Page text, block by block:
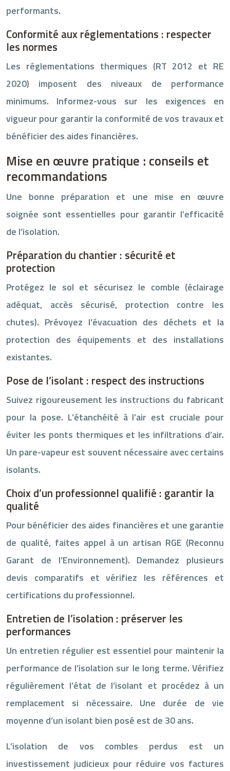
performants.
Conformité aux réglementations : respecter
les normes
Les réglementations thermiques (RT 2012 et RE
2020) imposent des niveaux de performance
minimums. Informez-vous sur les exigences en
vigueur pour garantir la conformité de vos travaux et
bénéficier des aides financières.
Mise en œuvre pratique : conseils et
recommandations
Une bonne préparation et une mise en œuvre
soignée sont essentielles pour garantir l’efficacité
de l’isolation.
Préparation du chantier : sécurité et
protection
Protégez le sol et sécurisez le comble (éclairage
adéquat, accès sécurisé, protection contre les
chutes). Prévoyez l’évacuation des déchets et la
protection des équipements et des installations
existantes.
Pose de l’isolant : respect des instructions
Suivez rigoureusement les instructions du fabricant
pour la pose. L’étanchéité à l’air est cruciale pour
éviter les ponts thermiques et les infiltrations d’air.
Un pare-vapeur est souvent nécessaire avec certains
isolants.
Choix d’un professionnel qualifié : garantir la
qualité
Pour bénéficier des aides financières et une garantie
de qualité, faites appel à un artisan RGE (Reconnu
Garant de l’Environnement). Demandez plusieurs
devis comparatifs et vérifiez les références et
certifications du professionnel.
Entretien de l’isolation : préserver les
performances
Un entretien régulier est essentiel pour maintenir la
performance de l’isolation sur le long terme. Vérifiez
régulièrement l’état de l’isolant et procédez à un
remplacement si nécessaire. Une durée de vie
moyenne d’un isolant bien posé est de 30 ans.
L’isolation de vos combles perdus est un
investissement judicieux pour réduire vos factures